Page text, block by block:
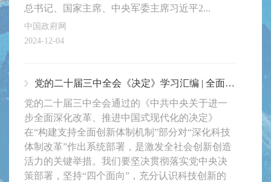
总书记、国家主席、中央军委主席习近平2...
中国政府网
2024-12-04
党的二十届三中全会《决定》学习汇编 | 全面落实党中央深化科技体制改革重要任务
党的二十届三中全会通过的《中共中央关于进一
步全面深化改革、推进中国式现代化的决定》
在“构建支持全面创新体制机制”部分对“深化科技
体制改革”作出系统部署，是激发全社会创新创造
活力的关键举措。我们要坚决贯彻落实党中央决
策部署，坚持“四个面向”，充分认识科技创新的